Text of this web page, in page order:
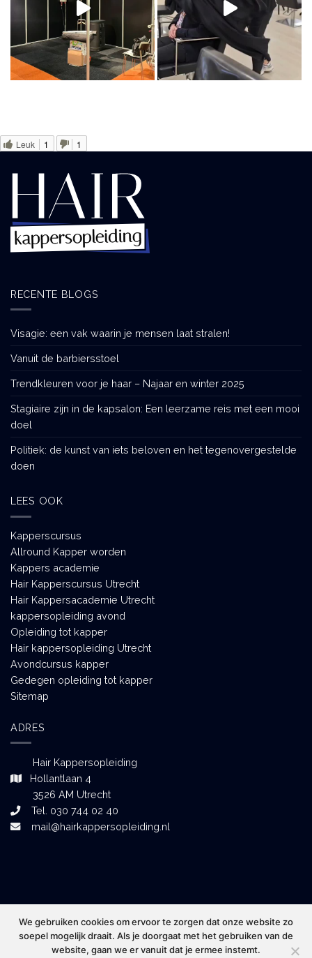
Leuk 1 1
RECENTE BLOGS
Visagie: een vak waarin je mensen laat stralen!
Vanuit de barbiersstoel
Trendkleuren voor je haar – Najaar en winter 2025
Stagiaire zijn in de kapsalon: Een leerzame reis met een mooi
doel
Politiek: de kunst van iets beloven en het tegenovergestelde
doen
LEES OOK
Kapperscursus
Allround Kapper worden
Kappers academie
Hair Kapperscursus Utrecht
Hair Kappersacademie Utrecht
kappersopleiding avond
Opleiding tot kapper
Hair kappersopleiding Utrecht
Avondcursus kapper
Gedegen opleiding tot kapper
Sitemap
ADRES
Hair Kappersopleiding
Hollantlaan 4
3526 AM Utrecht
Tel. 030 744 02 40
mail@hairkappersopleiding.nl
We gebruiken cookies om ervoor te zorgen dat onze website zo
soepel mogelijk draait. Als je doorgaat met het gebruiken van de
website, gaan we er vanuit dat je ermee instemt.